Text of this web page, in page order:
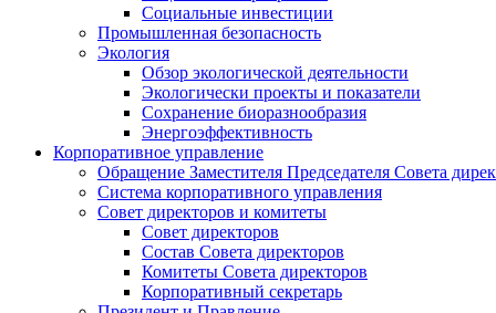
Социальные инвестиции
Промышленная безопасность
Экология
Обзор экологической деятельности
Экологически проекты и показатели
Сохранение биоразнообразия
Энергоэффективность
Корпоративное управление
Обращение Заместителя Председателя Совета
Система корпоративного управления
Совет директоров и комитеты
Совет директоров
Состав Совета директоров
Комитеты Совета директоров
Корпоративный секретарь